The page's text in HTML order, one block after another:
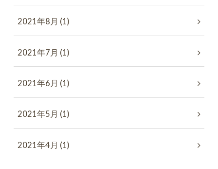
2021年8月 (1)
2021年7月 (1)
2021年6月 (1)
2021年5月 (1)
2021年4月 (1)